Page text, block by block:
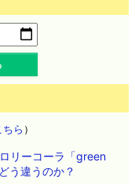
ちら ）
リーコーラ「green
う違うのか？